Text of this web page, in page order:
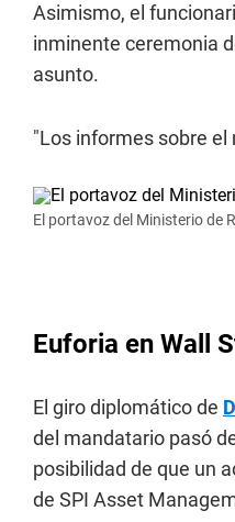
Asimismo, el
inminente ceremonia
asunto.
"Los informes sobre el
El portavoz del Ministerio de
Euforia en Wall
El giro diplomático de
del mandatario pasó
posibilidad de que un
de SPI Asset